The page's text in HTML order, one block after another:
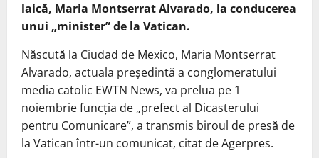
laică, Maria Montserrat Alvarado, la conducerea
unui „minister” de la Vatican.
Născută la Ciudad de Mexico, Maria Montserrat
Alvarado, actuala preşedintă a conglomeratului
media catolic EWTN News, va prelua pe 1
noiembrie funcţia de „prefect al Dicasterului
pentru Comunicare”, a transmis biroul de presă de
la Vatican într-un comunicat, citat de Agerpres.